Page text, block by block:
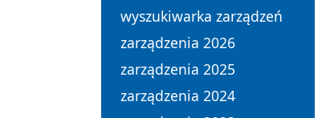
wyszukiwarka zarządzeń
zarządzenia 2026
zarządzenia 2025
zarządzenia 2024